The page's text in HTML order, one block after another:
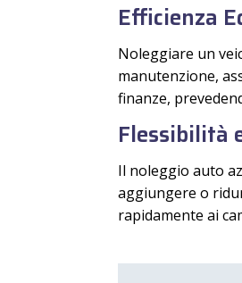
Efficienza
Noleggiare un
manutenzione,
finanze,
Flessibilità
Il noleggio auto
aggiungere o
rapidamente ai